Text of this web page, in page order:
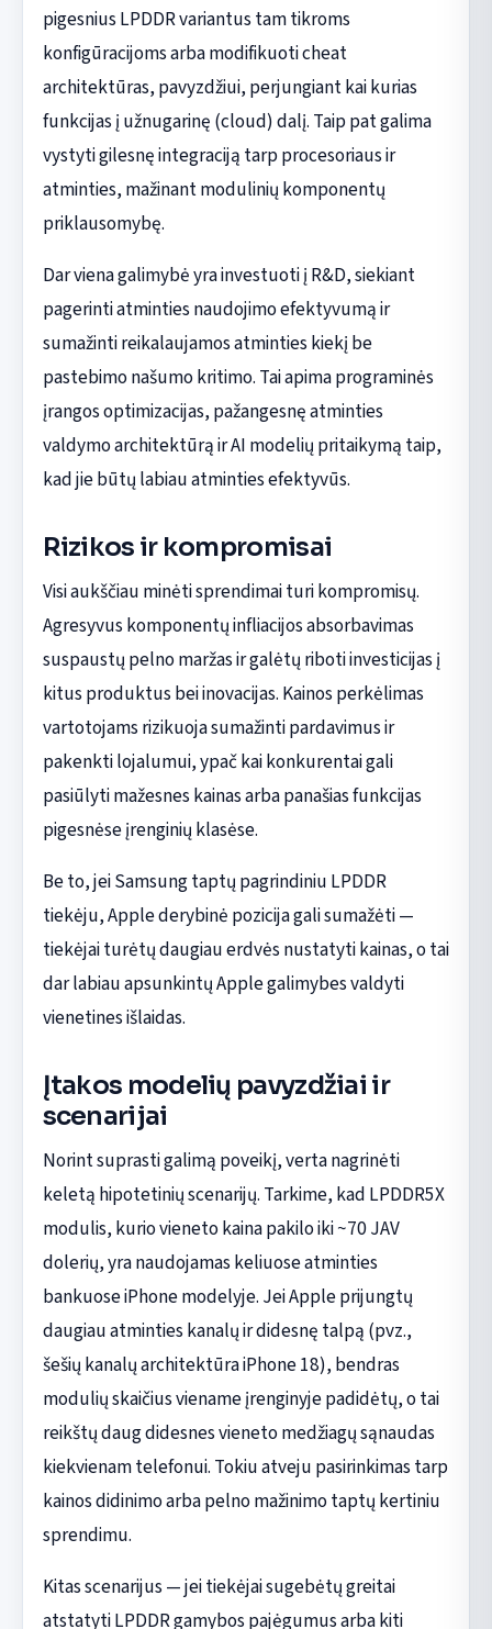
pigesnius LPDDR variantus tam tikroms
konfigūracijoms arba modifikuoti cheat
architektūras, pavyzdžiui, perjungiant kai kurias
funkcijas į užnugarinę (cloud) dalį. Taip pat galima
vystyti gilesnę integraciją tarp procesoriaus ir
atminties, mažinant modulinių komponentų
priklausomybę.
Dar viena galimybė yra investuoti į R&D, siekiant
pagerinti atminties naudojimo efektyvumą ir
sumažinti reikalaujamos atminties kiekį be
pastebimo našumo kritimo. Tai apima programinės
įrangos optimizacijas, pažangesnę atminties
valdymo architektūrą ir AI modelių pritaikymą taip,
kad jie būtų labiau atminties efektyvūs.
Rizikos ir kompromisai
Visi aukščiau minėti sprendimai turi kompromisų.
Agresyvus komponentų infliacijos absorbavimas
suspaustų pelno maržas ir galėtų riboti investicijas į
kitus produktus bei inovacijas. Kainos perkėlimas
vartotojams rizikuoja sumažinti pardavimus ir
pakenkti lojalumui, ypač kai konkurentai gali
pasiūlyti mažesnes kainas arba panašias funkcijas
pigesnėse įrenginių klasėse.
Be to, jei Samsung taptų pagrindiniu LPDDR
tiekėju, Apple derybinė pozicija gali sumažėti —
tiekėjai turėtų daugiau erdvės nustatyti kainas, o tai
dar labiau apsunkintų Apple galimybes valdyti
vienetines išlaidas.
Įtakos modelių pavyzdžiai ir
scenarijai
Norint suprasti galimą poveikį, verta nagrinėti
keletą hipotetinių scenarijų. Tarkime, kad LPDDR5X
modulis, kurio vieneto kaina pakilo iki ~70 JAV
dolerių, yra naudojamas keliuose atminties
bankuose iPhone modelyje. Jei Apple prijungtų
daugiau atminties kanalų ir didesnę talpą (pvz.,
šešių kanalų architektūra iPhone 18), bendras
modulių skaičius viename įrenginyje padidėtų, o tai
reikštų daug didesnes vieneto medžiagų sąnaudas
kiekvienam telefonui. Tokiu atveju pasirinkimas tarp
kainos didinimo arba pelno mažinimo taptų kertiniu
sprendimu.
Kitas scenarijus — jei tiekėjai sugebėtų greitai
atstatyti LPDDR gamybos pajėgumus arba kiti